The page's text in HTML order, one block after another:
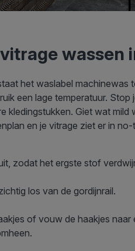
wassen
het waslabel machinewas
een lage temperatuur.
kledingstukken. Giet wat
en je vitrage ziet er in
zodat het ergste stof
los van de gordijnrail.
of vouw de haakjes